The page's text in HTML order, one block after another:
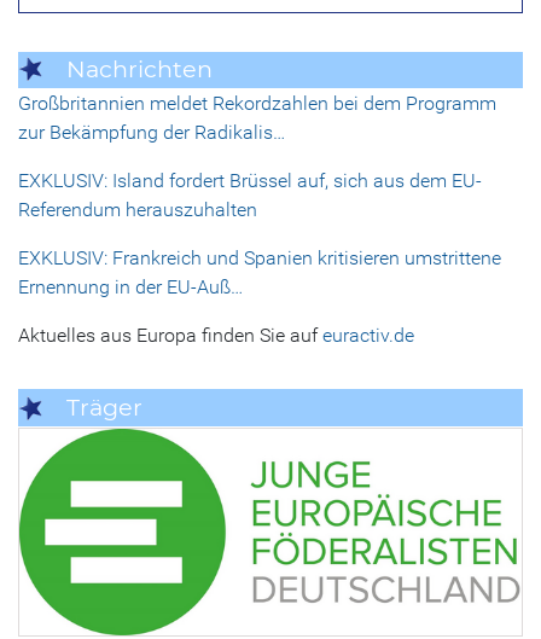
Nachrichten
Großbritannien meldet Rekordzahlen bei dem Programm
zur Bekämpfung der Radikalis…
EXKLUSIV: Island fordert Brüssel auf, sich aus dem EU-
Referendum herauszuhalten
EXKLUSIV: Frankreich und Spanien kritisieren umstrittene
Ernennung in der EU-Auß…
Aktuelles aus Europa finden Sie aufeuractiv.de
Träger